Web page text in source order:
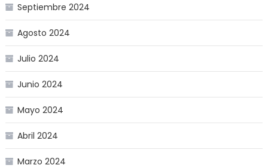
Septiembre 2024
Agosto 2024
Julio 2024
Junio 2024
Mayo 2024
Abril 2024
Marzo 2024